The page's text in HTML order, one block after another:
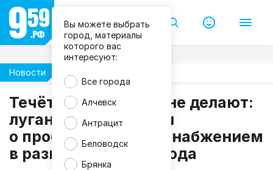
Вы можете выбрать
город, материалы
которого вас
интересуют:
Все города
Алчевск
Антрацит
Беловодск
Брянка
Новости
Течёт вода, ремонт не делают:
луганчане сообщили
о проблемах с водоснабжением
в разных частях города
С
о
ц
с
е